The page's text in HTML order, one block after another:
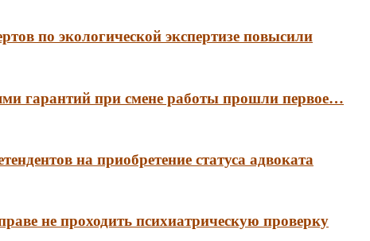
по экологической экспертизе повысили
гарантий при смене работы прошли первое…
на приобретение статуса адвоката
не проходить психиатрическую проверку